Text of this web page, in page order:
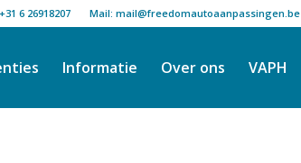
6 26918207 Mail: mail@freedomautoaanpassingen.be
Informatie Over ons VAPH